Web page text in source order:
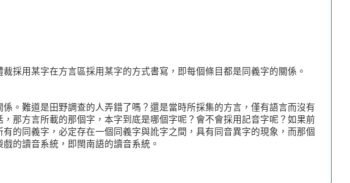
採用某字在方言區採用某字的方式書寫，即每個條目都是同義字的關係。
。難道是田野調查的人弄錯了嗎？還是當時所採集的方言，僅有語言而沒有
那方言所載的那個字，本字到底是哪個字呢？會不會採用記音字呢？如果前
的同義字，必定存在一個同義字與訛字之間，具有同音異字的現象，而那個
的讀音系統，即閩南語的讀音系統。